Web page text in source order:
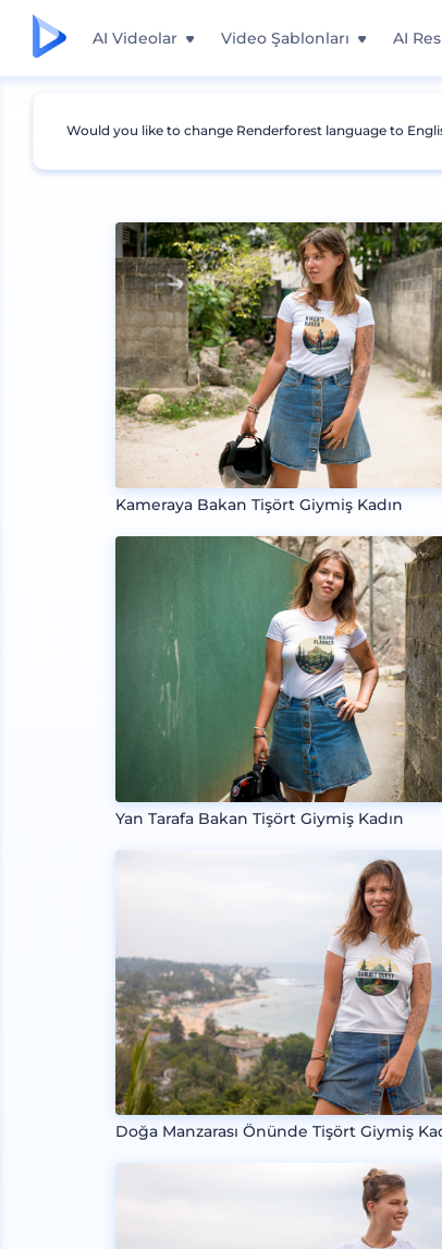
AI Videolar Video Şablonları AI
Mockuplar Giyim Tişört Mockup
Kameraya Bakan Tişört Giymiş Kadın
Yan Tarafa Bakan Tişört Giymiş Kadın
Doğa Manzarası Önünde Tişört Giymiş
Would you like to change Renderforest language to